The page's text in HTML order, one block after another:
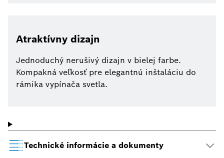
Atraktívny dizajn
Jednoduchý nerušivý dizajn v bielej farbe.
Kompakná veľkosť pre elegantnú inštaláciu do
rámika vypínača svetla.
Technické informácie a dokumenty